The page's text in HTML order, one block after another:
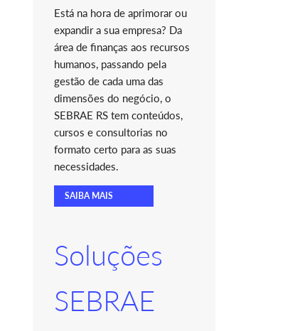
Está na hora de aprimorar ou
expandir a sua empresa? Da
área de finanças aos recursos
humanos, passando pela
gestão de cada uma das
dimensões do negócio, o
SEBRAE RS tem conteúdos,
cursos e consultorias no
formato certo para as suas
necessidades.
SAIBA MAIS
Soluções
SEBRAE